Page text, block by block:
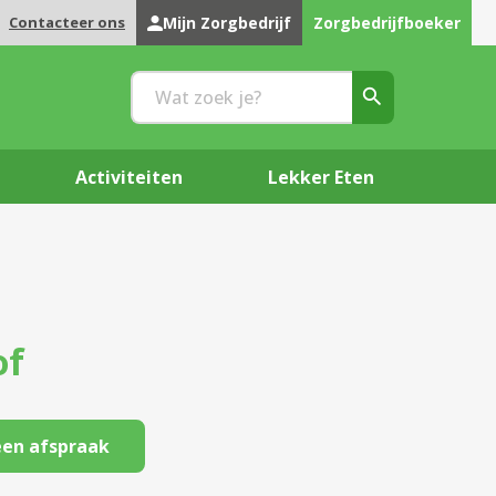
Contacteer ons Mijn Zorgbedrijf Zorgbedrijfboeker
Activiteiten Lekker Eten
afspraak